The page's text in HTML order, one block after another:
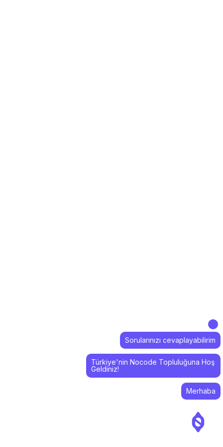
Merhaba
Türkiye'nin Nocode Topluluğuna Hoş
Geldiniz!
Sorularınızı cevaplayabilirim